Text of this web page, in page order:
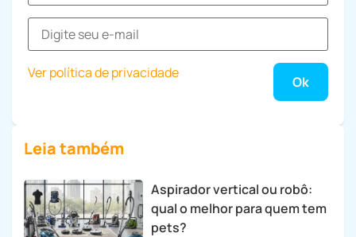
Ver política de privacidade
Leia também
Aspirador vertical ou robô:
qual o melhor para quem tem
pets?